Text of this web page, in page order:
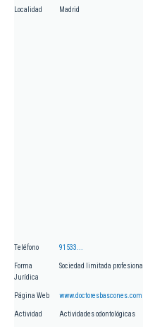
Localidad Madrid
Teléfono 91533...
Forma
Jurídica
Sociedad limitada profesional
Página Web www.doctoresbascones.com
Actividad Actividades odontológicas